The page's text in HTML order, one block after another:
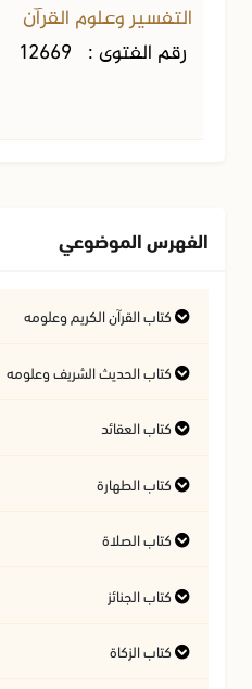
التفسير وعلوم القرآن
رقم الفتوى : 12669
الفهرس الموضوعي
كتاب القرآن الكريم وعلومه
التفسير وعلوم القرآن
فتاوى متعلقة بالقرآن الكريم
آداب تلاوة القرآن الكريم
كتاب الحديث الشريف وعلومه
فتاوى متعلقة بالحديث الشريف
أسئلة في السيرة النبوية
كتاب العقائد
المسائل المتعلقة بالعقيدة
كتاب الطهارة
أحكام المياه
النجاسات وأحكامها
آداب قضاء الحاجة
كتاب الصلاة
أهمية الصلاة
الأذان والإقامة
كتاب الجنائز
أحكام الجنائز
كتاب الزكاة